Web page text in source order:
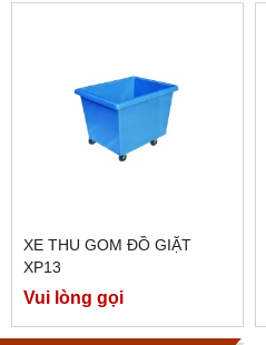
XE THU GOM ĐỒ GIẶT
XP13
Vui lòng gọi